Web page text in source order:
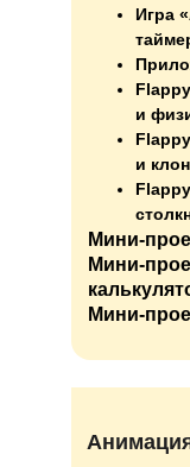
Игра
и
и
Мини-
Мини-
Мини-